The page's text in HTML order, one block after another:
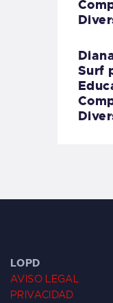
Surf
LOPD
AVISO LEGAL
PRIVACIDAD